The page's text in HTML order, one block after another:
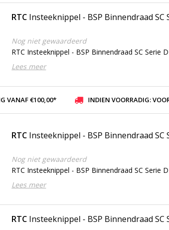
RTC Insteeknippel - BSP Binnendraad SC
Nog niet gewaardeerd
RTC Insteeknippel - BSP Binnendraad SC Serie
Lees meer
VANAF €100,00* INDIEN VOORRADIG: VOOR 14:00
RTC Insteeknippel - BSP Binnendraad SC
Nog niet gewaardeerd
RTC Insteeknippel - BSP Binnendraad SC Serie
Lees meer
RTC Insteeknippel - BSP Binnendraad SC